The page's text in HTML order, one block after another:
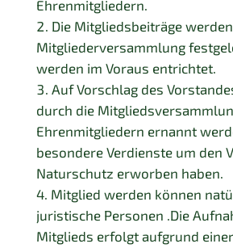
Ehrenmitgliedern.
Die Mitgliedsbeiträge
Mitgliederversammlung
werden im Voraus entrichtet.
Auf Vorschlag des
durch die
Ehrenmitgliedern ernannt
besondere Verdienste um den
Naturschutz erworben haben.
Mitglied werden können
juristische Personen .Die
Mitglieds erfolgt aufgrund